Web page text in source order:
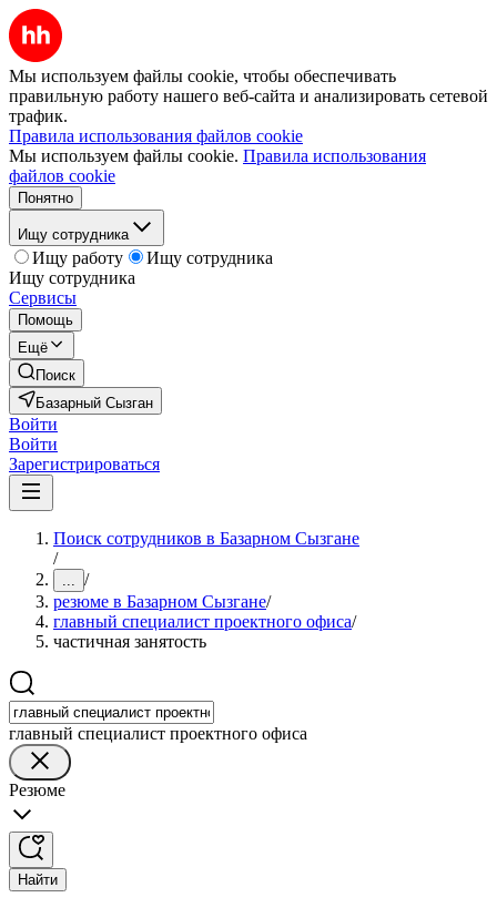
Мы используем файлы cookie, чтобы обеспечивать
правильную работу нашего веб-сайта и анализировать сетевой
трафик.
Правила использования файлов cookie
Мы используем файлы cookie. Правила использования
файлов cookie
Понятно
Ищу сотрудника
Ищу работу
Ищу сотрудника
Ищу сотрудника
Сервисы
Помощь
Ещё
Поиск
Базарный Сызган
Войти
Войти
Зарегистрироваться
Поиск сотрудников в Базарном Сызгане
/
... /
резюме в Базарном Сызгане/
главный специалист проектного офиса/
частичная занятость
главный специалист проектного офиса
Резюме
Найти